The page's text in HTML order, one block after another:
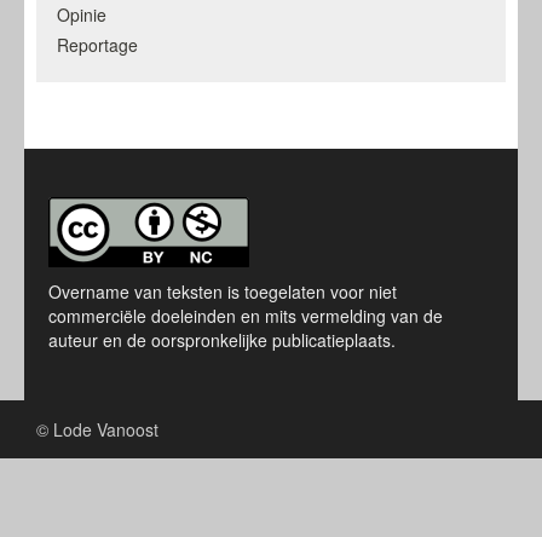
Opinie
Reportage
Overname van teksten is toegelaten voor niet
commerciële doeleinden en mits vermelding van de
auteur en de oorspronkelijke publicatieplaats.
© Lode Vanoost